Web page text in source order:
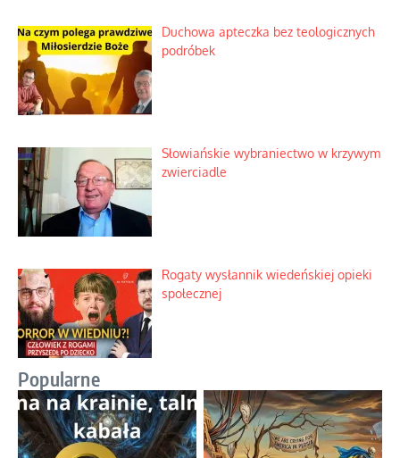
Duchowa apteczka bez teologicznych
podróbek
Słowiańskie wybraniectwo w krzywym
zwierciadle
Rogaty wysłannik wiedeńskiej opieki
społecznej
Popularne